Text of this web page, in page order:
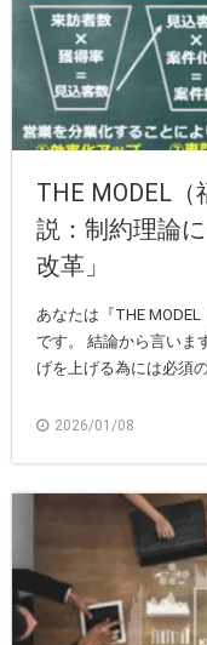
THE MODEL
説：制約理論
改革」
あなたは『THE
です。 結論から言いま
げを上げる為には必須
2026/01/08